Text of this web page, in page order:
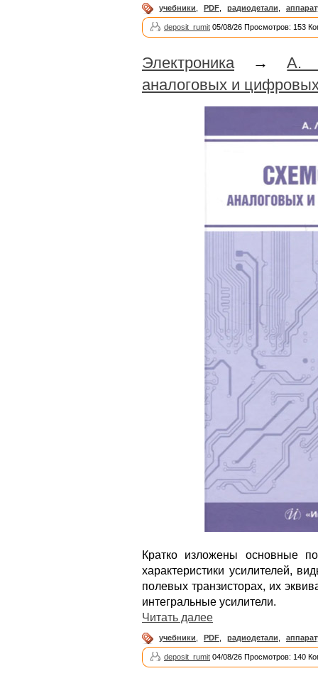
учебники PDF радиодетали
deposit_rumit 05/08/26 Просмотров: 153
Электроника→А.
аналоговых и
Кратко изложены основные
характеристики усилителей,
полевых транзисторах, их
интегральные усилители.
Читать далее
учебники PDF радиодетали
deposit_rumit 04/08/26 Просмотров: 140